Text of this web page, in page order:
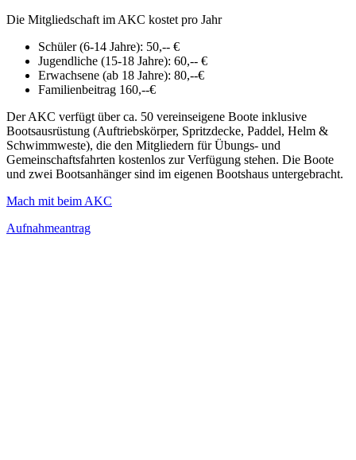
Die Mitgliedschaft im AKC kostet pro Jahr
Schüler (6-14 Jahre): 50,-- €
Jugendliche (15-18 Jahre): 60,-- €
Erwachsene (ab 18 Jahre): 80,--€
Familienbeitrag 160,--€
Der AKC verfügt über ca. 50 vereinseigene Boote inklusive
Bootsausrüstung (Auftriebskörper, Spritzdecke, Paddel, Helm &
Schwimmweste), die den Mitgliedern für Übungs- und
Gemeinschaftsfahrten kostenlos zur Verfügung stehen. Die Boote
und zwei Bootsanhänger sind im eigenen Bootshaus untergebracht.
Mach mit beim AKC
Aufnahmeantrag